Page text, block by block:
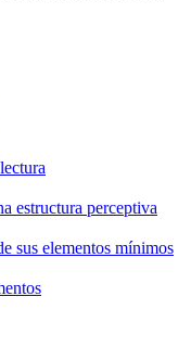
estructura perceptiva
sus elementos mínimos